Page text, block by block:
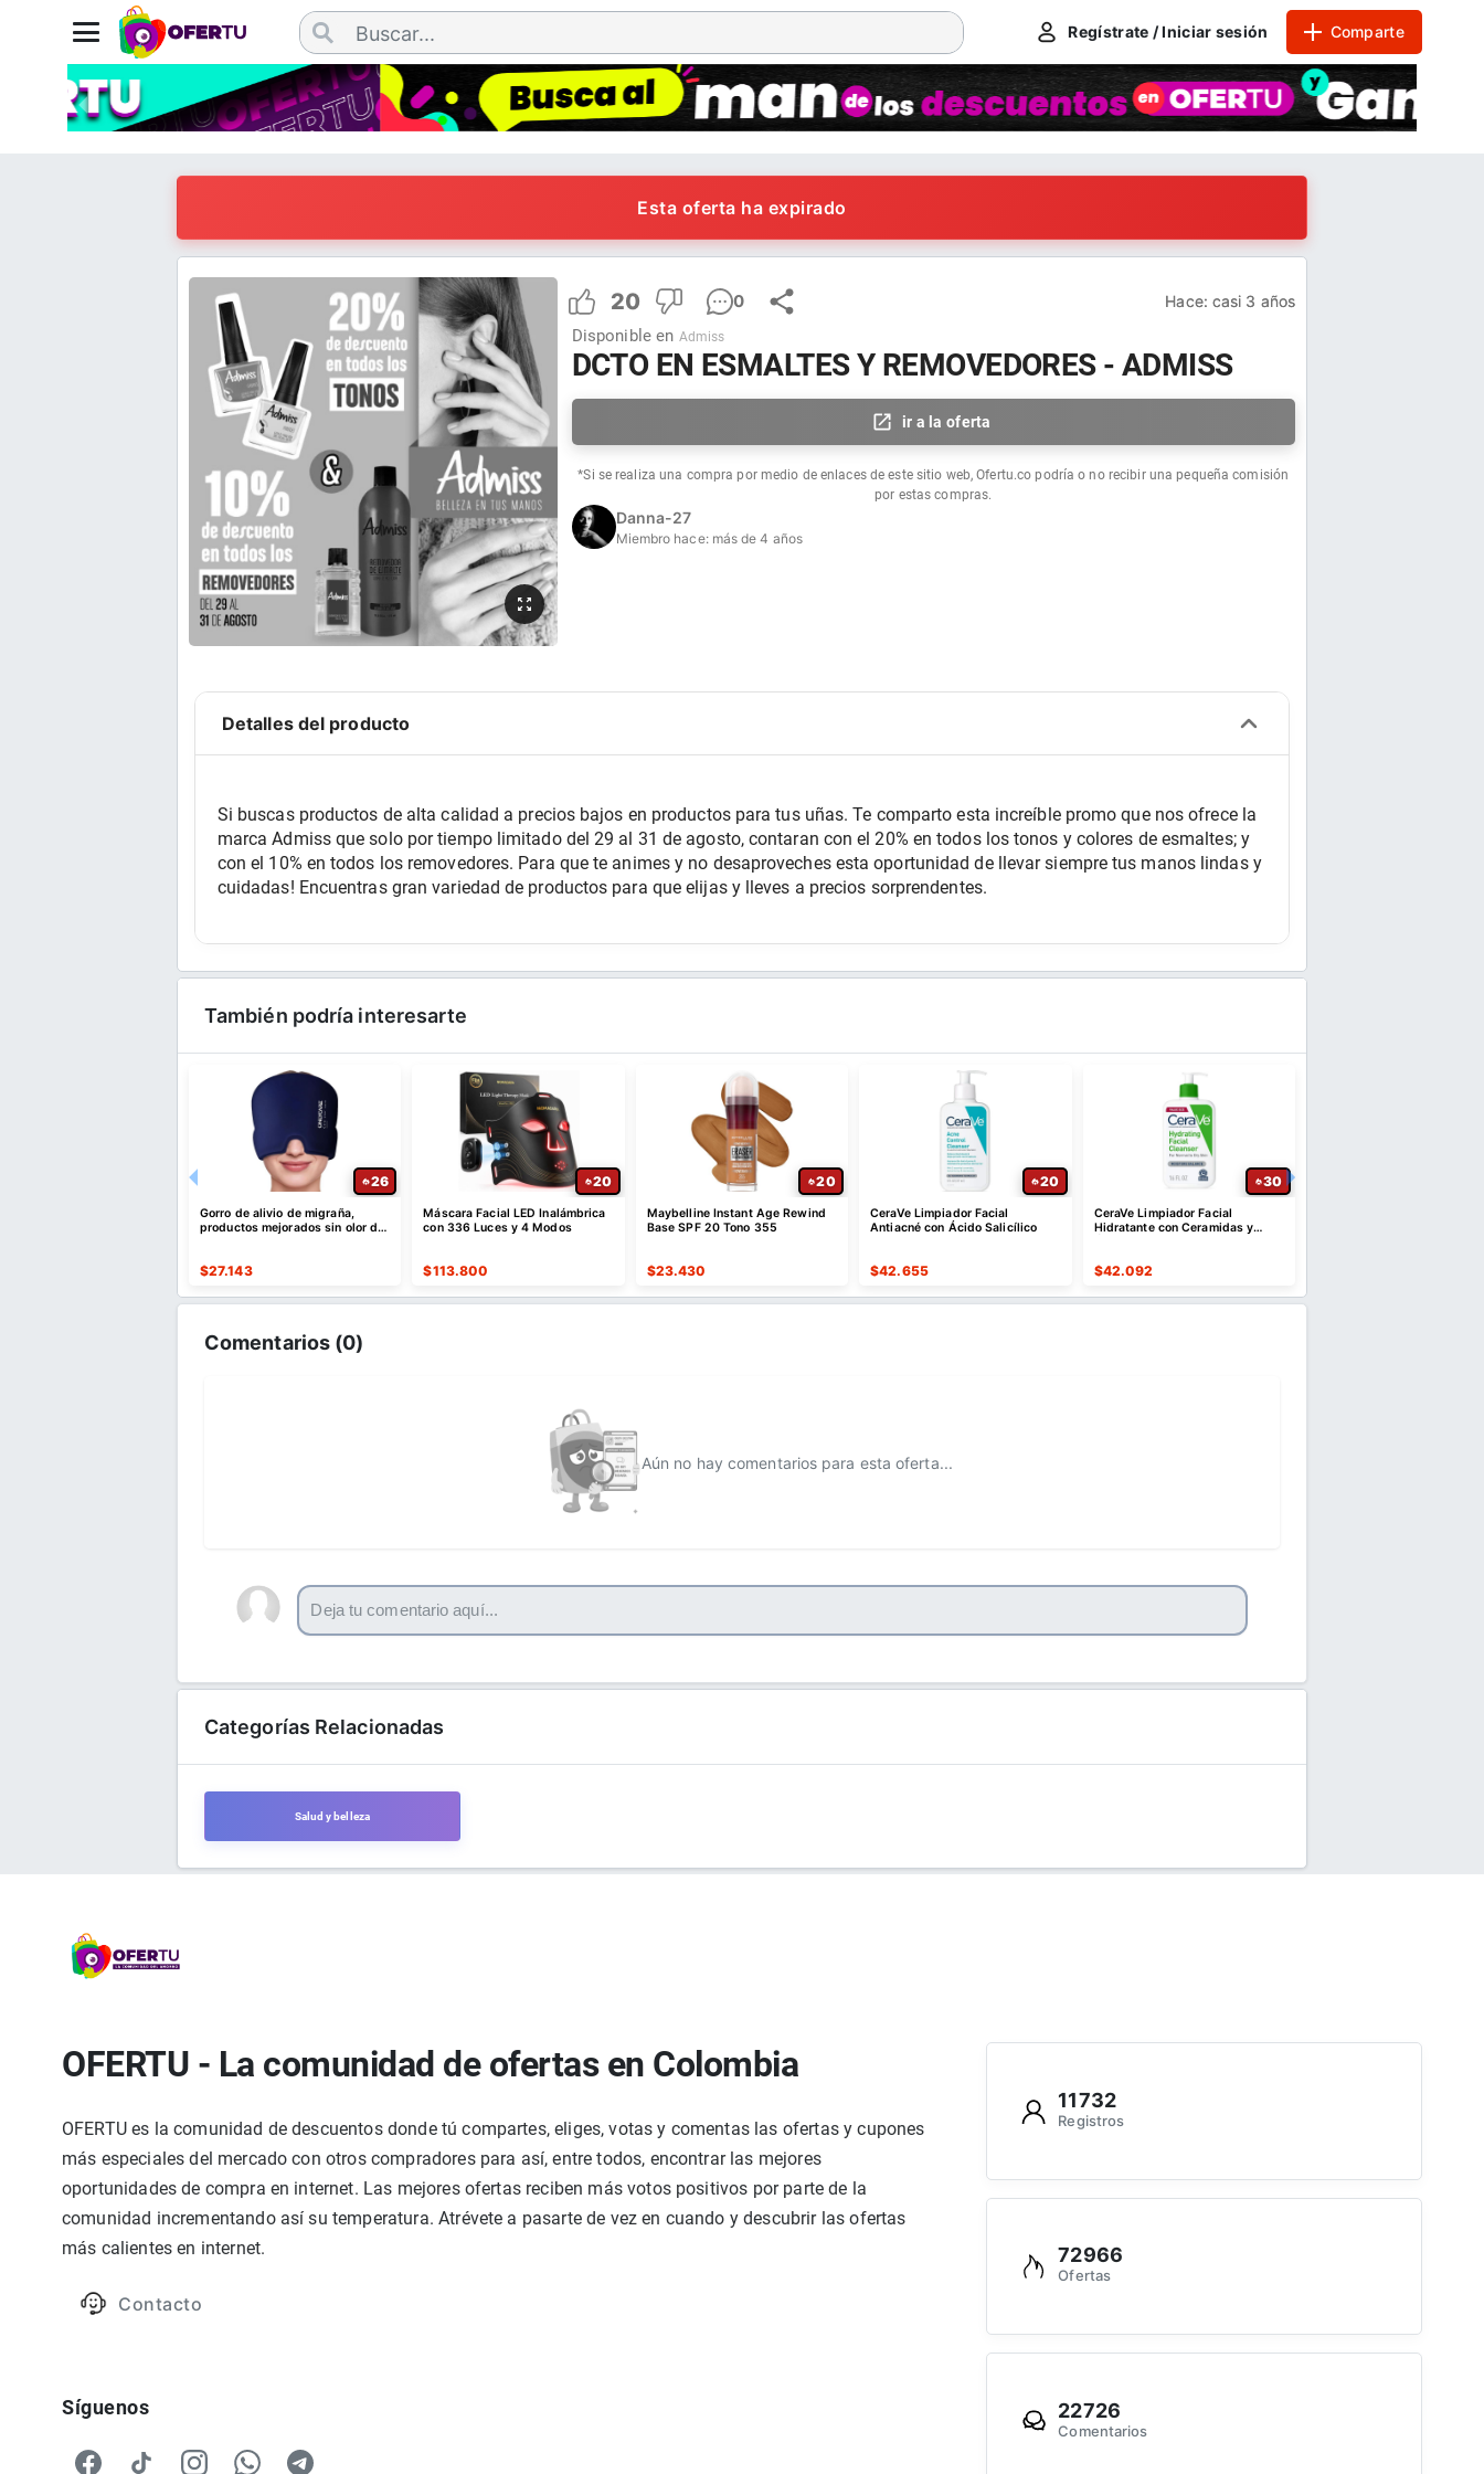
Regístrate / Iniciar sesión Comparte
Esta oferta ha expirado
20 0 Hace: casi 3 años
Disponible en Admiss
DCTO EN ESMALTES Y REMOVEDORES - ADMISS
ir a la oferta
*Si se realiza una compra por medio de enlaces de este sitio web, Ofertu.co podría o no recibir una pequeña comisión
por estas compras.
Danna-27
Miembro hace: más de 4 años
Detalles del producto
Si buscas productos de alta calidad a precios bajos en productos para tus uñas. Te comparto esta increíble promo que nos ofrece la
marca Admiss que solo por tiempo limitado del 29 al 31 de agosto, contaran con el 20% en todos los tonos y colores de esmaltes; y
con el 10% en todos los removedores. Para que te animes y no desaproveches esta oportunidad de llevar siempre tus manos lindas y
cuidadas! Encuentras gran variedad de productos para que elijas y lleves a precios sorprendentes.
También podría interesarte
26
Gorro de alivio de migraña,
productos mejorados sin olor de
$27.143
20
Máscara Facial LED Inalámbrica
con 336 Luces y 4 Modos
$113.800
20
Maybelline Instant Age Rewind
Base SPF 20 Tono 355
$23.430
20
CeraVe Limpiador Facial
Antiacné con Ácido Salicílico
$42.655
30
CeraVe Limpiador Facial
Hidratante con Ceramidas y
$42.092
Comentarios (0)
Aún no hay comentarios para esta oferta...
Categorías Relacionadas
Salud y belleza
OFERTU - La comunidad de ofertas en Colombia
OFERTU es la comunidad de descuentos donde tú compartes, eliges, votas y comentas las ofertas y cupones
más especiales del mercado con otros compradores para así, entre todos, encontrar las mejores
oportunidades de compra en internet. Las mejores ofertas reciben más votos positivos por parte de la
comunidad incrementando así su temperatura. Atrévete a pasarte de vez en cuando y descubrir las ofertas
más calientes en internet.
Contacto
Síguenos
11732
Registros
72966
Ofertas
22726
Comentarios